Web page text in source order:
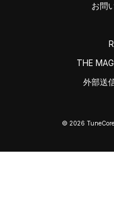
お問
THE
外部送
© 2026 TuneCore